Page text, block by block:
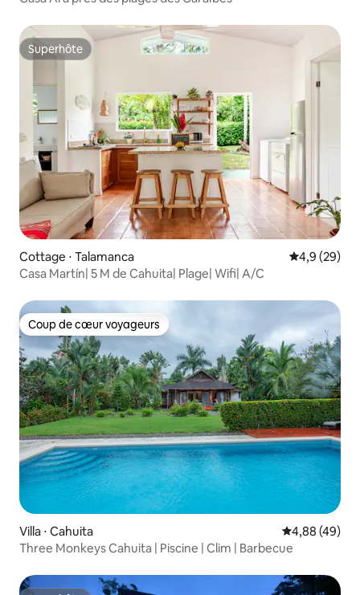
Superhôte
Superhôte
Cottage ⋅ Talamanca Évaluation
4,9 (29)
Casa Martín| 5 M de Cahuita| Plage| Wifi| A/C
Coup de cœur voyageurs
Coup de cœur voyageurs
Villa ⋅ Cahuita Évaluation
4,88 (49)
Three Monkeys Cahuita | Piscine | Clim | Barbecue